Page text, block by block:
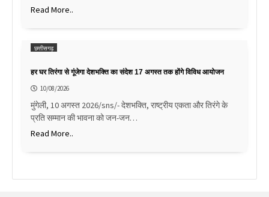
Read More..
छत्तीसगढ़
हर घर तिरंगा से गूंजेगा देशभक्ति का संदेश 17 अगस्त तक होंगे विविध आयोजन
10/08/2026
मुंगेली, 10 अगस्त 2026/sns/- देशभक्ति, राष्ट्रीय एकता और तिरंगे के
प्रति सम्मान की भावना को जन-जन…
Read More..